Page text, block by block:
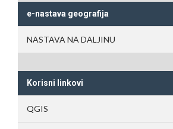
e-nastava geografija
NASTAVA NA DALJINU
Korisni linkovi
QGIS